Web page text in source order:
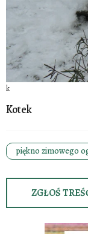
k
Kotek
piękno zimowego
ZGŁOŚ